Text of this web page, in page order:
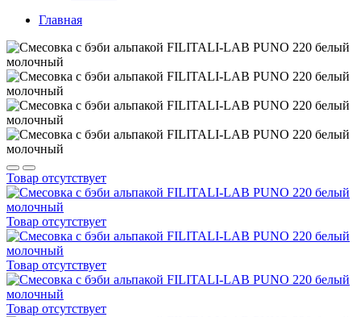
Главная
Товар отсутствует
Товар отсутствует
Товар отсутствует
Товар отсутствует